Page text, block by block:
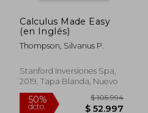
Calculus Made Easy
(en Inglés)
Thompson, Silvanus P.
Stanford Inversiones Spa,
2019, Tapa Blanda, Nuevo